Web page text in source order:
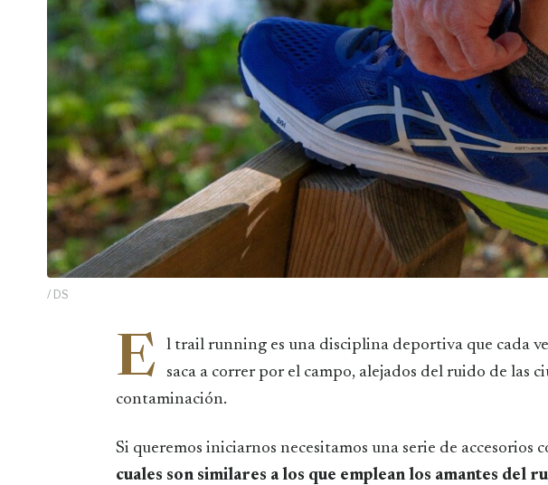
/ DS
E
l trail running es una disciplina deportiva que cada
saca a correr por el campo, alejados del ruido de las
contaminación.
Si queremos iniciarnos necesitamos una serie de accesorios
cuales son similares a los que emplean los amantes del